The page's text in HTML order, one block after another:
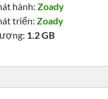
hành:Zoady
triển:Zoady
1.2 GB